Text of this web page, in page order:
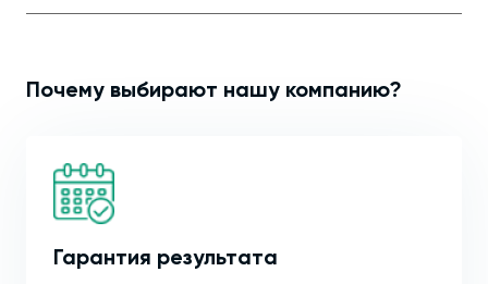
Почему выбирают нашу компанию?
Гарантия результата